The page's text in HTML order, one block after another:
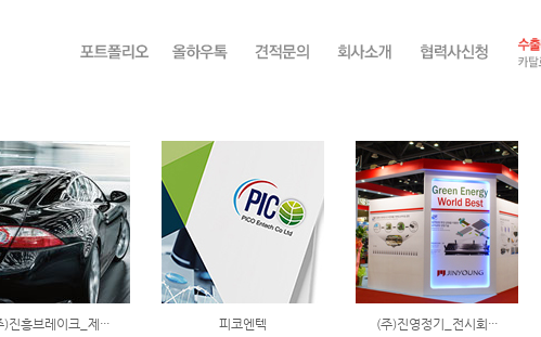
)진흥브레이크_제··· 피코엔텍 (주)진영정기_전시회···